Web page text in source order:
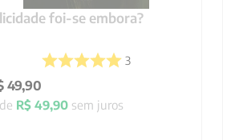
foi-se embora?
3
49,90
R$ 49,90sem juros